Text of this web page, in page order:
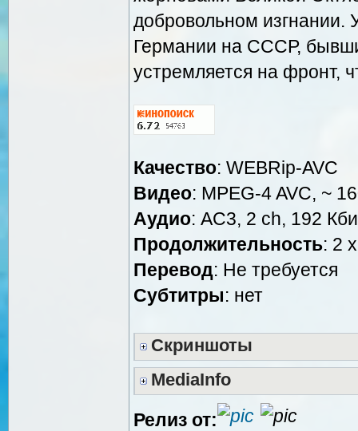
добровольном изгнании.
Германии на СССР,
устремляется на фронт,
Качество: WEBRip-AVC
Видео: MPEG-4 AVC, ~
Аудио: AC3, 2 ch, 192
Продолжительность: 2
Перевод: Не требуется
Cубтитры: нет
Скриншоты
MediaInfo
Релиз от: